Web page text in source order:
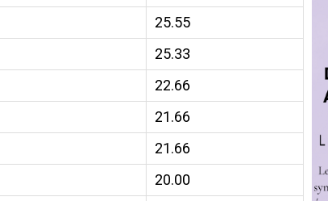
25.55
25.33
22.66
21.66
21.66
20.00